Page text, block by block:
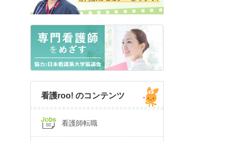
看護roo! のコンテンツ
看護師転職